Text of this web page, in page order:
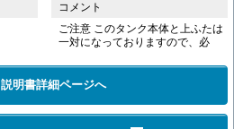
コメント
ご注意 このタンク本体と上ふたは
一対になっておりますので、必
説明書詳細ページへ